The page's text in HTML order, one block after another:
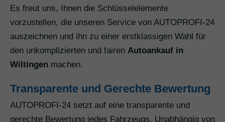
Es freut uns, Ihnen die Schlüsselelemente
vorzustellen, die unseren Service von AUTOPROFI-24
auszeichnen und ihn zu einer erstklassigen Wahl für
den unkomplizierten und fairen Autoankauf in
Wiltingen machen.
Transparente und Gerechte Bewertung
AUTOPROFI-24 setzt auf eine transparente und
gerechte Bewertung jedes Fahrzeugs. Unabhängig von